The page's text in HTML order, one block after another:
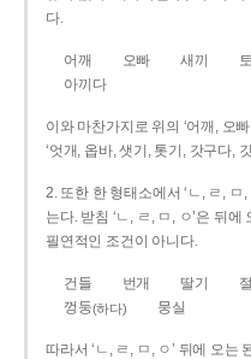
다.
어깨 오빠 새끼
아끼다
이와 마찬가지로 위의 ‘어깨, 오
‘엇개, 옵바, 샛기, 톳기, 갓구다,
2. 또한 한 형태소에서 ‘ㄴ, ㄹ, ㅁ
는다. 받침 ‘ㄴ, ㄹ, ㅁ, ㅇ’은 뒤
필연적인 조건이 아니다.
건들 번개 딸기
껑둥(하다) 뭉실
따라서 ‘ㄴ, ㄹ, ㅁ, ㅇ’ 뒤에 오는